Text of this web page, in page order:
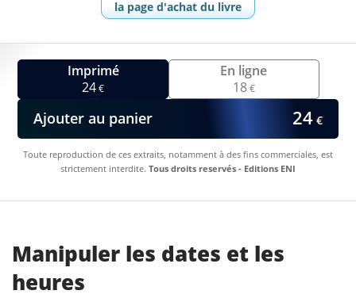
la page d'achat du livre
Imprimé
24€
En ligne
18€
Ajouter au panier 24€
Toute reproduction de ces extraits, notamment à des fins commerciales, est
strictement interdite. Tous droits reservés - Editions ENI
Manipuler les dates et les
heures